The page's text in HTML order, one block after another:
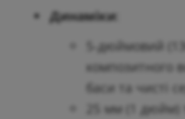
Динаміки:
5-дюймовий
композитного
баси та чисті
25 мм (1 дюйм)